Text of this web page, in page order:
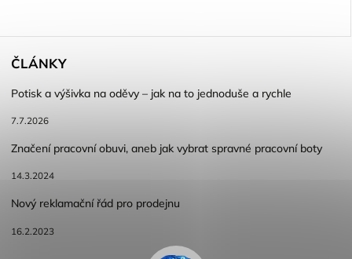
ČLÁNKY
Potisk a výšivka na oděvy – jak na to jednoduše a rychle
7.7.2026
Značení pracovní obuvi, aneb jak vybrat spravné pracovní boty
14.3.2024
Nový reklamační řád pro prodejnu
16.2.2023